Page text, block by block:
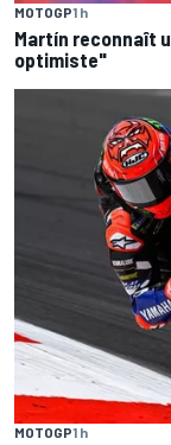
MOTOGP1 h
Martín reconnaît
optimiste"
MOTOGP1 h